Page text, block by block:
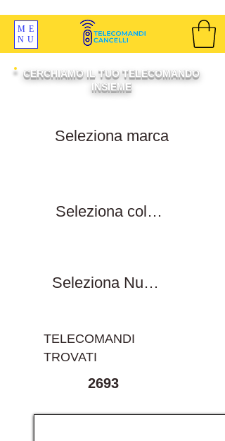
ME
NU
CERCHIAMO IL TUO TELECOMANDO
INSIEME
TELECOMANDI
TROVATI
2693